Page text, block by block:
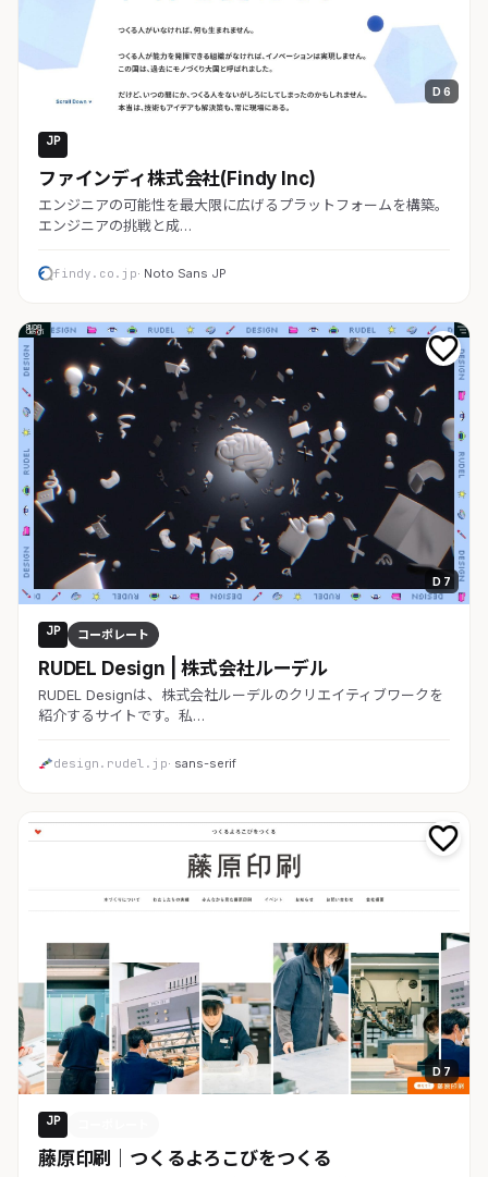
D 6
JP
ファインディ株式会社(Findy Inc)
エンジニアの可能性を最大限に広げるプラットフォームを構築。
エンジニアの挑戦と成…
findy.co.jp· Noto Sans JP
D 7
JP コーポレート
RUDEL Design | 株式会社ルーデル
RUDEL Designは、株式会社ルーデルのクリエイティブワークを
紹介するサイトです。私…
design.rudel.jp· sans-serif
D 7
JP
藤原印刷｜つくるよろこびをつくる